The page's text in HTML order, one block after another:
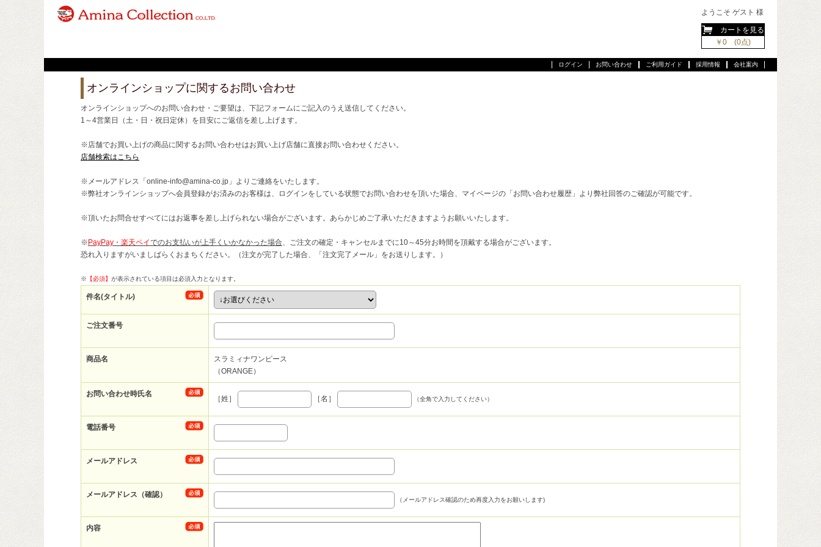
ようこそ ゲスト 様
カートを見る
￥0 (0点)
会社案内
採用情報
ご利用ガイド
お問い合わせ
ログイン
オンラインショップに関するお問い合わせ
オンラインショップへのお問い合わせ・ご要望は、下記フォームにご記入のうえ送信してください。
1～4営業日（土・日・祝日定休）を目安にご返信を差し上げます。
※店舗でお買い上げの商品に関するお問い合わせはお買い上げ店舗に直接お問い合わせください。
店舗検索はこちら
※メールアドレス「online-info@amina-co.jp」よりご連絡をいたします。
※弊社オンラインショップへ会員登録がお済みのお客様は、ログインをしている状態でお問い合わせを頂いた場合、マイページの「お問い合わせ履歴」より弊社回答のご確認が可能です。
※頂いたお問合せすべてにはお返事を差し上げられない場合がございます。あらかじめご了承いただきますようお願いいたします。
※ PayPay・楽天ペイでのお支払いが上手くいかなかった場合、ご注文の確定・キャンセルまでに10～45分お時間を頂戴する場合がございます。
恐れ入りますがいましばらくおまちください。（注文が完了した場合、「注文完了メール」をお送りします。）
※ 【必須】 が表示されている項目は必須入力となります。
件名(タイトル)
ご注文番号
商品名
スラミィナワンピース
（ORANGE）
お問い合わせ時氏名
［姓］ ［名］ （全角で入力してください）
電話番号
メールアドレス
メールアドレス（確認）
（メールアドレス確認のため再度入力をお願いします)
内容